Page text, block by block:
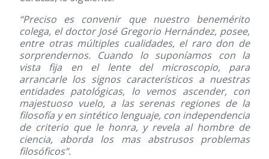
“Preciso es convenir que nuestro benemérito
colega, el doctor José Gregorio Hernández, posee,
entre otras múltiples cualidades, el raro don de
sorprendernos. Cuando lo suponíamos con la
vista fija en el lente del microscopio, para
arrancarle los signos característicos a nuestras
entidades patológicas, lo vemos ascender, con
majestuoso vuelo, a las serenas regiones de la
filosofía y en sintético lenguaje, con independencia
de criterio que le honra, y revela al hombre de
ciencia, aborda los mas abstrusos problemas
filosóficos”.